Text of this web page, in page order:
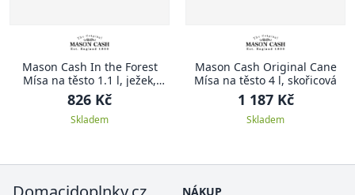
Mason Cash In the Forest
Mísa na těsto 1.1 l, ježek,
zelená
826 Kč
Skladem
Mason Cash Original Cane
Mísa na těsto 4 l, skořicová
1 187 Kč
Skladem
NÁKUP